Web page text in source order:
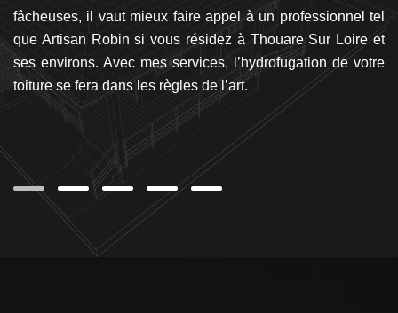
fâcheuses, il vaut mieux faire appel à un professionnel tel
que Artisan Robin si vous résidez à Thouare Sur Loire et
ses environs. Avec mes services, l’hydrofugation de votre
toiture se fera dans les règles de l’art.